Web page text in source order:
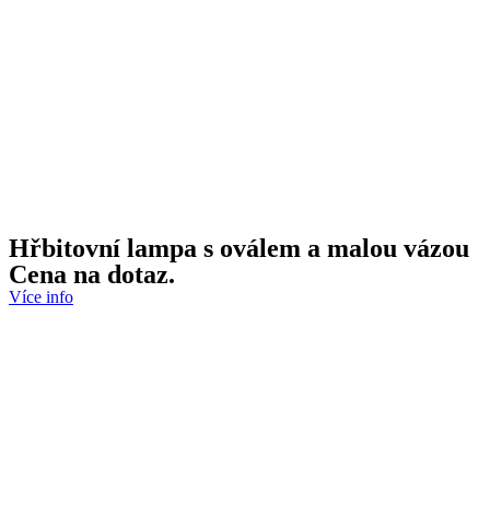
Hřbitovní lampa s oválem a malou vázou
Cena na dotaz.
Více info